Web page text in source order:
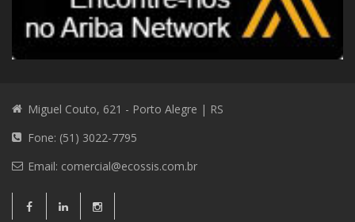
Miguel Couto, 621 - Porto Alegre | RS
Fone: (51) 3022-7795
Email: comercial@ecossis.com.br